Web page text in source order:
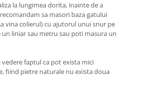
la lungimea dorita, inainte de a
sa masori baza gatului
vina colierul) cu ajutorul unui snur pe
un liniar sau metru sau poti masura un
vedere faptul ca pot exista mici
fiind pietre naturale nu exista doua